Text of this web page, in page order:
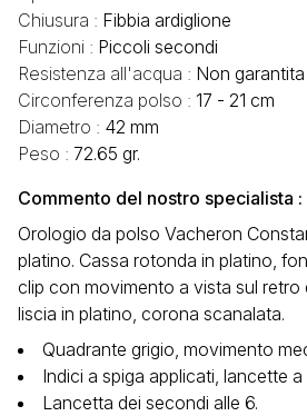
Chiusura : Fibbia ardiglione
Funzioni : Piccoli secondi
Resistenza all'acqua : Non garantita
Circonferenza polso : 17 - 21 cm
Diametro : 42 mm
Peso : 72.65 gr.
Commento del nostro specialista :
Orologio da polso Vacheron
platino. Cassa rotonda in platino,
clip con movimento a vista sul retro
liscia in platino, corona scanalata.
Quadrante grigio, movimento
Indici a spiga applicati, lancette
Lancetta dei secondi alle 6.